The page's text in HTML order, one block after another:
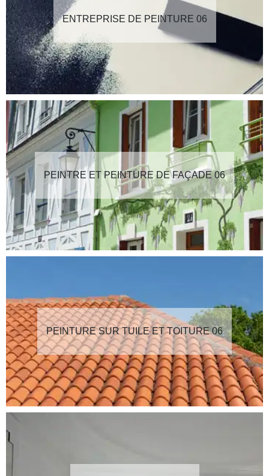
ENTREPRISE DE PEINTURE 06
PEINTRE ET PEINTURE DE FAÇADE 06
PEINTURE SUR TUILE ET TOITURE 06